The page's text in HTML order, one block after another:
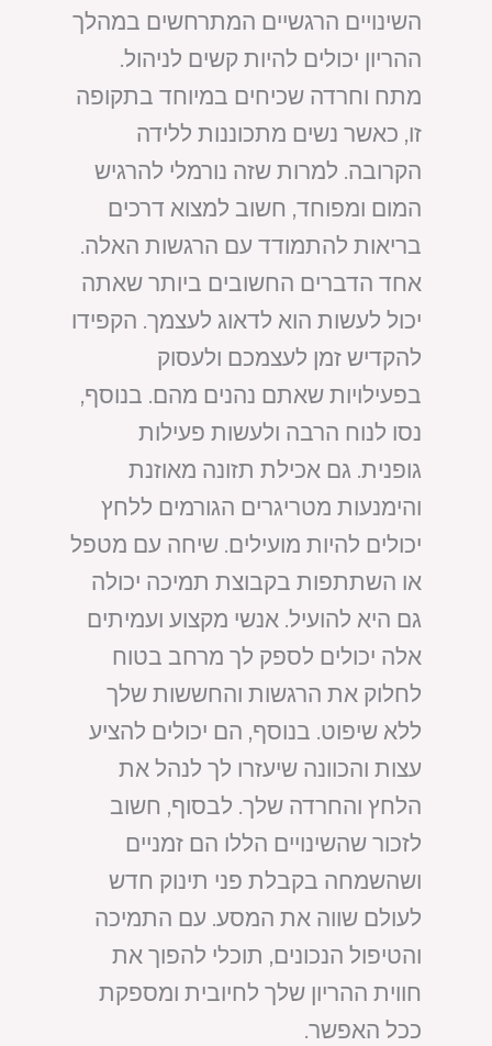
השינויים הרגשיים המתרחשים במהלך
ההריון יכולים להיות קשים לניהול.
מתח וחרדה שכיחים במיוחד בתקופה
זו, כאשר נשים מתכוננות ללידה
הקרובה. למרות שזה נורמלי להרגיש
המום ומפוחד, חשוב למצוא דרכים
בריאות להתמודד עם הרגשות האלה.
אחד הדברים החשובים ביותר שאתה
יכול לעשות הוא לדאוג לעצמך. הקפידו
להקדיש זמן לעצמכם ולעסוק
בפעילויות שאתם נהנים מהם. בנוסף,
נסו לנוח הרבה ולעשות פעילות
גופנית. גם אכילת תזונה מאוזנת
והימנעות מטריגרים הגורמים ללחץ
יכולים להיות מועילים. שיחה עם מטפל
או השתתפות בקבוצת תמיכה יכולה
גם היא להועיל. אנשי מקצוע ועמיתים
אלה יכולים לספק לך מרחב בטוח
לחלוק את הרגשות והחששות שלך
ללא שיפוט. בנוסף, הם יכולים להציע
עצות והכוונה שיעזרו לך לנהל את
הלחץ והחרדה שלך. לבסוף, חשוב
לזכור שהשינויים הללו הם זמניים
ושהשמחה בקבלת פני תינוק חדש
לעולם שווה את המסע. עם התמיכה
והטיפול הנכונים, תוכלי להפוך את
חווית ההריון שלך לחיובית ומספקת
ככל האפשר.